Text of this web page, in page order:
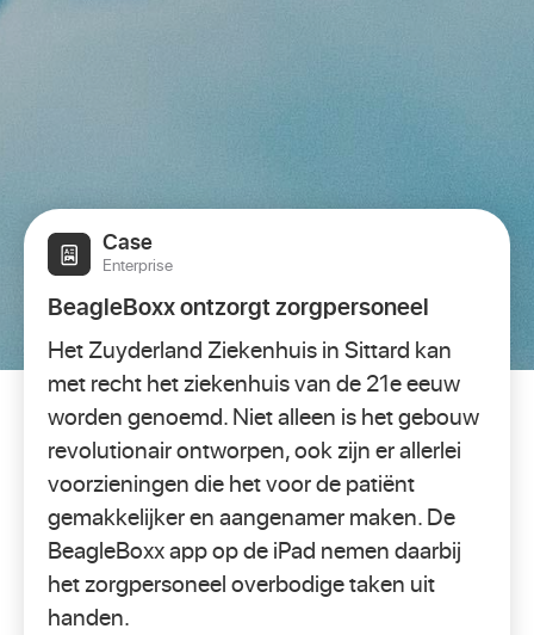
Case
Enterprise
BeagleBoxx ontzorgt zorgpersoneel
Het Zuyderland Ziekenhuis in Sittard kan
met recht het ziekenhuis van de 21e eeuw
worden genoemd. Niet alleen is het gebouw
revolutionair ontworpen, ook zijn er allerlei
voorzieningen die het voor de patiënt
gemakkelijker en aangenamer maken. De
BeagleBoxx app op de iPad nemen daarbij
het zorgpersoneel overbodige taken uit
handen.